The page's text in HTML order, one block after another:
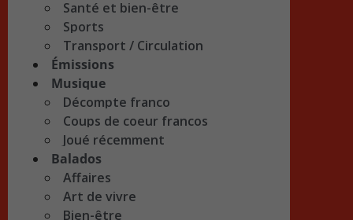
Santé et bien-être
Sports
Transport / Circulation
Émissions
Musique
Décompte franco
Coups de coeur francos
Joué récemment
Balados
Affaires
Art de vivre
Bien-être